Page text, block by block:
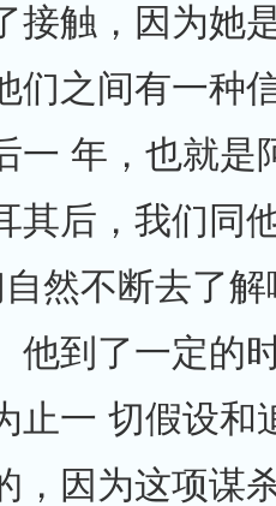
接触，因为她
们之间有一种
一 年，也就是
其后，我们同
然不断去了
他到了一定的
止一 切假设和
，因为这项谋